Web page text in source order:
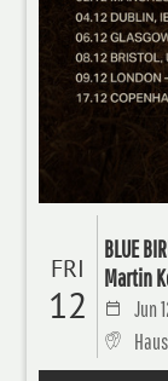
FRI
12
BLUE
Martin
Jun